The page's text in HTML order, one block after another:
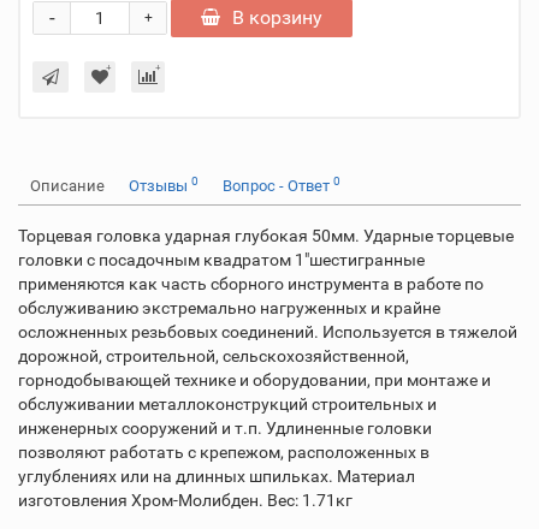
+
- В корзину
Описание Отзывы 0 Вопрос - Ответ 0
Торцевая головка ударная глубокая 50мм. Ударные торцевые
головки с посадочным квадратом 1"шестигранные
применяются как часть сборного инструмента в работе по
обслуживанию экстремально нагруженных и крайне
осложненных резьбовых соединений. Используется в тяжелой
дорожной, строительной, сельскохозяйственной,
горнодобывающей технике и оборудовании, при монтаже и
обслуживании металлоконструкций строительных и
инженерных сооружений и т.п. Удлиненные головки
позволяют работать с крепежом, расположенных в
углублениях или на длинных шпильках. Материал
изготовления Хром-Молибден. Вес: 1.71кг